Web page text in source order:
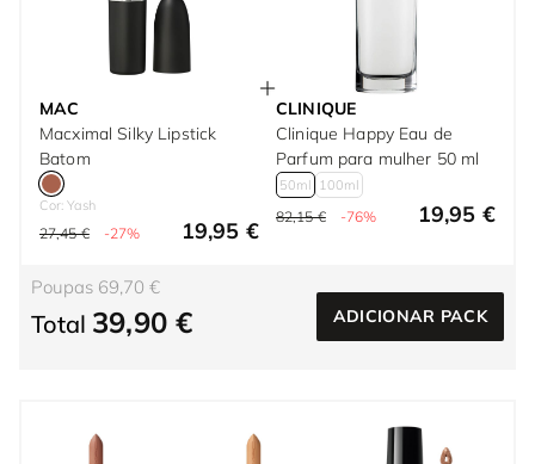
MAC
Macximal Silky Lipstick
Batom
Cor: Yash
27,45 € -27% 19,95 €
CLINIQUE
Clinique Happy Eau de
Parfum para mulher 50 ml
50ml 100ml
82,15 € -76% 19,95 €
Poupas 69,70 €
Total 39,90 € ADICIONAR PACK